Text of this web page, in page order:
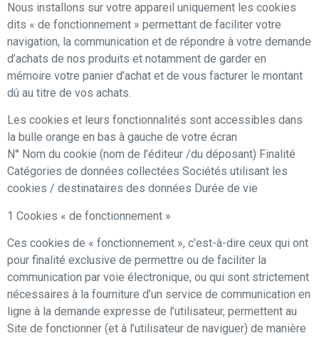
Nous installons sur votre appareil uniquement les cookies
dits « de fonctionnement » permettant de faciliter votre
navigation, la communication et de répondre à votre demande
d’achats de nos produits et notamment de garder en
mémoire votre panier d’achat et de vous facturer le montant
dû au titre de vos achats.
Les cookies et leurs fonctionnalités sont accessibles dans
la bulle orange en bas à gauche de votre écran
N° Nom du cookie (nom de l’éditeur /du déposant) Finalité
Catégories de données collectées Sociétés utilisant les
cookies / destinataires des données Durée de vie
1 Cookies « de fonctionnement »
Ces cookies de « fonctionnement », c’est-à-dire ceux qui ont
pour finalité exclusive de permettre ou de faciliter la
communication par voie électronique, ou qui sont strictement
nécessaires à la fourniture d’un service de communication en
ligne à la demande expresse de l’utilisateur, permettent au
Site de fonctionner (et à l’utilisateur de naviguer) de manière